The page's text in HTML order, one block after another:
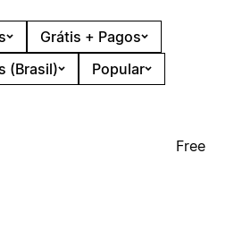
Grátis + Pagos
(Brasil)
Popular
Free